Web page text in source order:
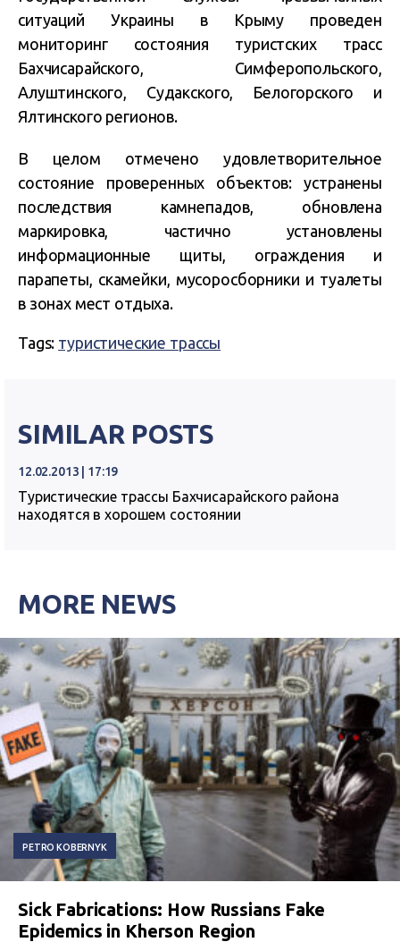
ситуаций Украины в Крыму проведен
мониторинг состояния туристских трасс
Бахчисарайского, Симферопольского,
Алуштинского, Судакского, Белогорского и
Ялтинского регионов.
В целом отмечено удовлетворительное
состояние проверенных объектов: устранены
последствия камнепадов, обновлена
маркировка, частично установлены
информационные щиты, ограждения и
парапеты, скамейки, мусоросборники и туалеты
в зонах мест отдыха.
Tags: туристические трассы
SIMILAR POSTS
12.02.2013 | 17:19
Туристические трассы Бахчисарайского района
находятся в хорошем состоянии
MORE NEWS
PETRO KOBERNYK
Sick Fabrications: How Russians Fake
Epidemics in Kherson Region